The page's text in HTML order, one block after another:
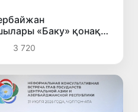
«Баку» қонақ
3 720